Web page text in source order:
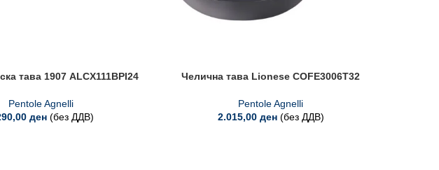
тава 1907 ALCX111BPI24
Pentole Agnelli
ден (без ДДВ)
Челична тава Lionese COFE3006T32
Pentole Agnelli
2.015,00 ден (без ДДВ)